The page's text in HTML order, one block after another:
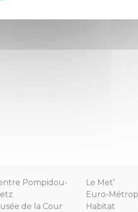
Pompidou-
de la Cour
Le Met’
Euro-
Habitat